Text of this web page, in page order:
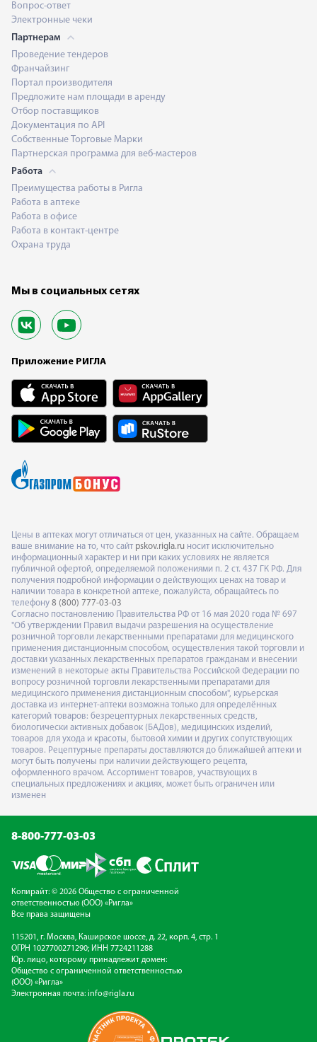
Вопрос-ответ
Электронные чеки
Партнерам
Проведение тендеров
Франчайзинг
Портал производителя
Предложите нам площади в аренду
Отбор поставщиков
Документация по API
Собственные Торговые Марки
Партнерская программа для веб-мастеров
Работа
Преимущества работы в Ригла
Работа в аптеке
Работа в офисе
Работа в контакт-центре
Охрана труда
Мы в социальных сетях
Приложение РИГЛА
Цены в аптеках могут отличаться от цен, указанных на сайте. Обращаем
ваше внимание на то, что сайт pskov.rigla.ru носит исключительно
информационный характер и ни при каких условиях не является
публичной офертой, определяемой положениями п. 2 ст. 437 ГК РФ. Для
получения подробной информации о действующих ценах на товар и
наличии товара в конкретной аптеке, пожалуйста, обращайтесь по
телефону 8 (800) 777-03-03
Согласно постановлению Правительства РФ от 16 мая 2020 года № 697
"Об утверждении Правил выдачи разрешения на осуществление
розничной торговли лекарственными препаратами для медицинского
применения дистанционным способом, осуществления такой торговли и
доставки указанных лекарственных препаратов гражданам и внесении
изменений в некоторые акты Правительства Российской Федерации по
вопросу розничной торговли лекарственными препаратами для
медицинского применения дистанционным способом", курьерская
доставка из интернет-аптеки возможна только для определённых
категорий товаров: безрецептурных лекарственных средств,
биологически активных добавок (БАДов), медицинских изделий,
товаров для ухода и красоты, бытовой химии и других сопутствующих
товаров. Рецептурные препараты доставляются до ближайшей аптеки и
могут быть получены при наличии действующего рецепта,
оформленного врачом. Ассортимент товаров, участвующих в
специальных предложениях и акциях, может быть ограничен или
изменен
8-800-777-03-03
Копирайт: © 2026 Общество с ограниченной
ответственностью (ООО) «Ригла»
Все права защищены
115201, г. Москва, Каширское шоссе, д. 22, корп. 4, стр. 1
ОГРН 1027700271290; ИНН 7724211288
Юр. лицо, которому принадлежит домен:
Общество с ограниченной ответственностью
(ООО) «Ригла»
Электронная почта: info@rigla.ru